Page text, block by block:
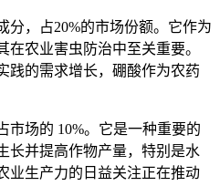
分，占20%的市场份额。它作为
在农业害虫防治中至关重要。
践的需求增长，硼酸作为农药
市场的 10%。它是一种重要的
长并提高作物产量，特别是水
业生产力的日益关注正在推动